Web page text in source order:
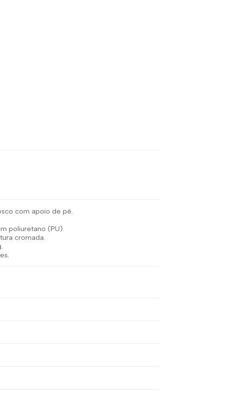
com apoio de pé.
poliuretano (PU).
cromada.